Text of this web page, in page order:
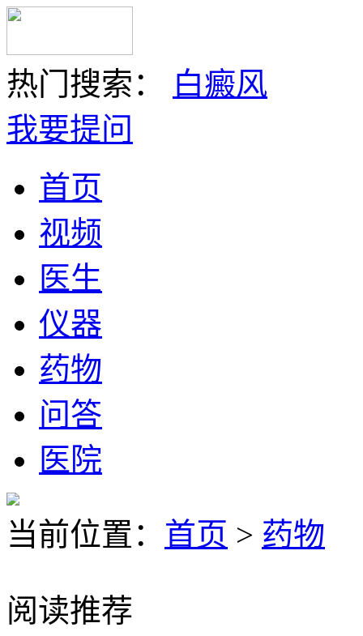
热门搜索：
白癜风
我要提问
首页
视频
医生
仪器
药物
问答
医院
当前位置： 首页 > 药物
阅读推荐